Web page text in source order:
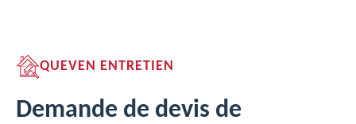
QUEVEN ENTRETIEN
Demande de devis de